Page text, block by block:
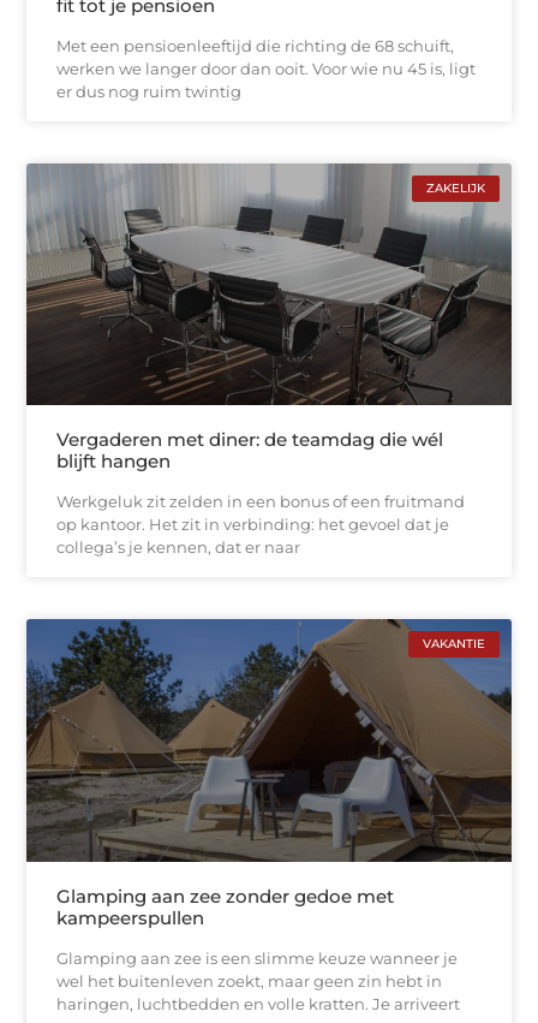
fit tot je pensioen
Met een pensioenleeftijd die richting de 68 schuift,
werken we langer door dan ooit. Voor wie nu 45 is, ligt
er dus nog ruim twintig
ZAKELIJK
Vergaderen met diner: de teamdag die wél
blijft hangen
Werkgeluk zit zelden in een bonus of een fruitmand
op kantoor. Het zit in verbinding: het gevoel dat je
collega’s je kennen, dat er naar
VAKANTIE
Glamping aan zee zonder gedoe met
kampeerspullen
Glamping aan zee is een slimme keuze wanneer je
wel het buitenleven zoekt, maar geen zin hebt in
haringen, luchtbedden en volle kratten. Je arriveert